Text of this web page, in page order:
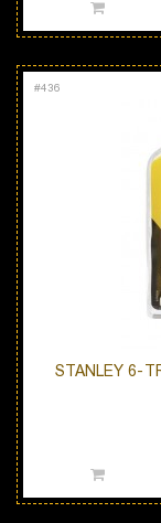
#436
STANLEY 6-